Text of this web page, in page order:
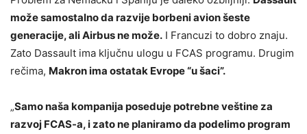
može samostalno da razvije borbeni avion šeste
generacije, ali Airbus ne može. I Francuzi to dobro znaju.
Zato Dassault ima ključnu ulogu u FCAS programu. Drugim
rečima, Makron ima ostatak Evrope “u šaci”.
„Samo naša kompanija poseduje potrebne veštine za
razvoj FCAS-a, i zato ne planiramo da podelimo program